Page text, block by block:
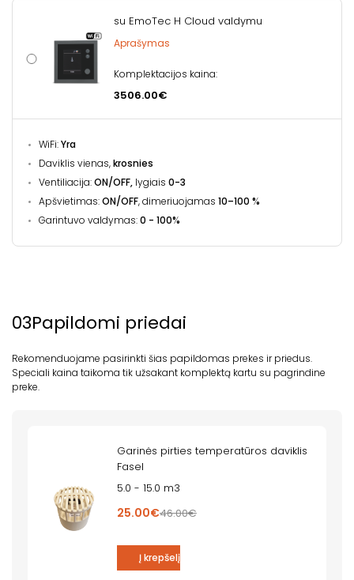
su EmoTec H Cloud valdymu
Aprašymas
Komplektacijos kaina:
3506.00€
WiFi:Yra
Daviklis vienas,krosnies
Ventiliacija:ON/OFF, lygiais 0-3
Apšvietimas:ON/OFF, dimeriuojamas 10–100 %
Garintuvo valdymas:0 - 100%
03Papildomi priedai
Rekomenduojame pasirinkti šias papildomas prekes ir priedus.
Speciali kaina taikoma tik užsakant komplektą kartu su pagrindine
preke.
Į krepšelį
Garinės pirties temperatūros daviklis
Fasel
5.0 - 15.0 m3
25.00€46.00€